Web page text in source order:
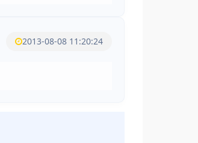
2013-08-08 11:20:24